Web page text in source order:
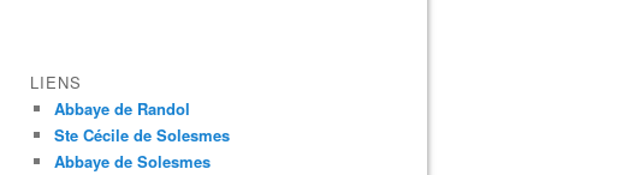
LIENS
Abbaye de Randol
Ste Cécile de Solesmes
Abbaye de Solesmes